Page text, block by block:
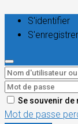
S'identifier
S'enregistrer
Se souvenir de
Mot de passe